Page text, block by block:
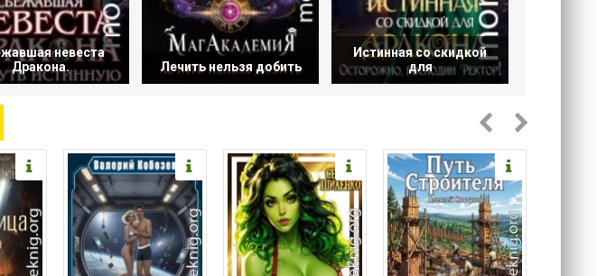
невеста
Дракона.
Лечить нельзя добить
Истинная со скидкой
для